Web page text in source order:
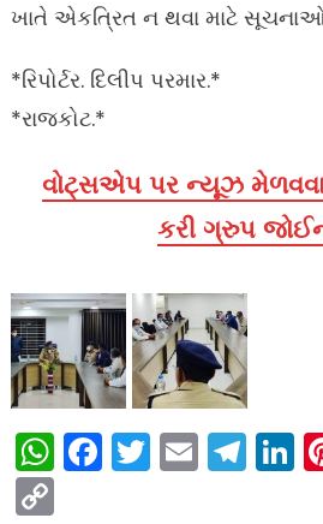
ખાતે એકત્રિત ન થવા માટે
*રિપોર્ટર. દિલીપ પરમાર.*
*રાજકોટ.*
વોટ્સએપ પર ન્યૂઝ
કરી ગ્રુપ
WhatsApp
Facebook
Twitter
Email
Copy